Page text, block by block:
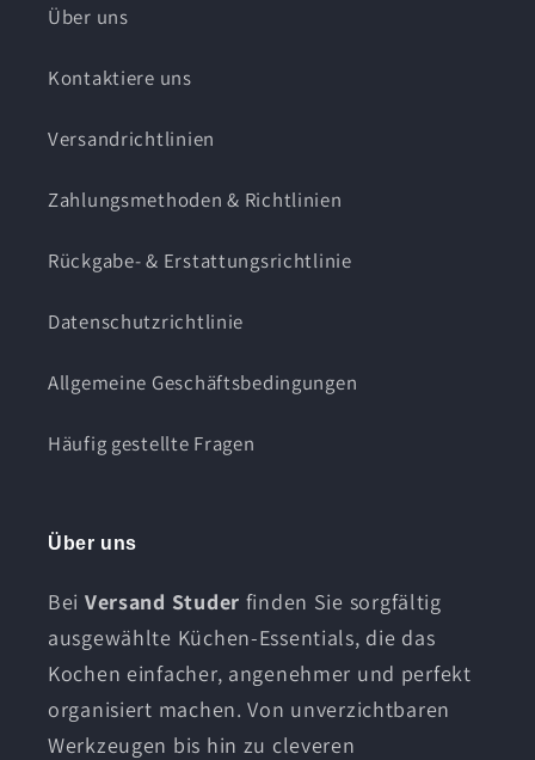
Über uns
Kontaktiere uns
Versandrichtlinien
Zahlungsmethoden & Richtlinien
Rückgabe- & Erstattungsrichtlinie
Datenschutzrichtlinie
Allgemeine Geschäftsbedingungen
Häufig gestellte Fragen
Über uns
Bei Versand Studer finden Sie sorgfältig
ausgewählte Küchen-Essentials, die das
Kochen einfacher, angenehmer und perfekt
organisiert machen. Von unverzichtbaren
Werkzeugen bis hin zu cleveren